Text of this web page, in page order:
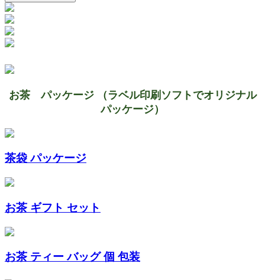
お茶 パッケージ （ラベル印刷ソフトでオリジナル
パッケージ）
茶袋 パッケージ
お茶 ギフト セット
お茶 ティー バッグ 個 包装